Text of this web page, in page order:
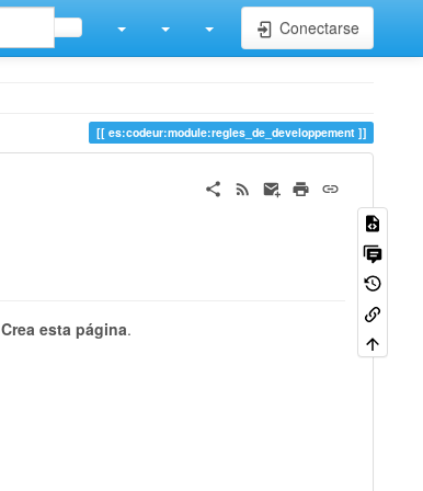
Conectarse
es:codeur:module:regles_de_developpement
Crea esta página.